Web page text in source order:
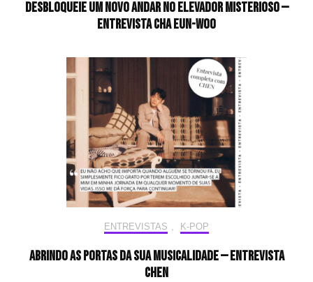
desbloqueie um novo andar no elevador misterioso —
Entrevista CHA EUN-WOO
ENTREVISTAS K-POP
Abrindo as portas da sua musicalidade — Entrevista
CHEN